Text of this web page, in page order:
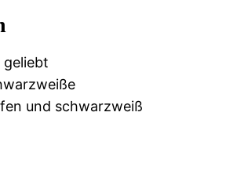
geliebt
und schwarzweiß